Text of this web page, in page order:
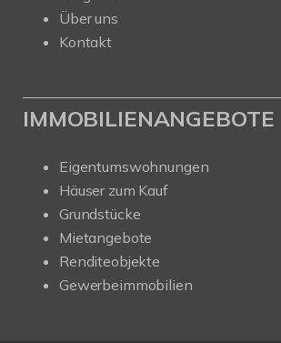
Über uns
Kontakt
IMMOBILIENANGEBOTE
Eigentumswohnungen
Häuser zum Kauf
Grundstücke
Mietangebote
Renditeobjekte
Gewerbeimmobilien